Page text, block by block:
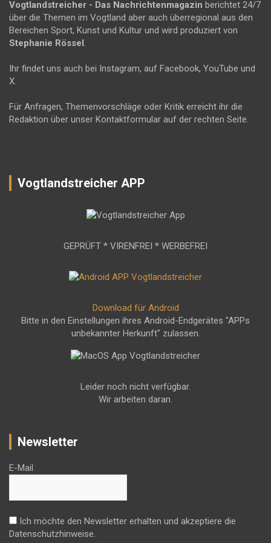
Vogtlandstreicher - Das Nachrichtenmagazin berichtet 24/7
über die Themen im Vogtland aber auch überregional aus den
Bereichen Sport, Kunst und Kultur und wird produziert von
Stephanie Rössel .
Ihr findet uns auch bei Instagram, auf Facebook, YouTube und
X.
Für Anfragen, Themenvorschläge oder Kritik erreicht ihr die
Redaktion über unser Kontaktformular auf der rechten Seite.
Vogtlandstreicher APP
GEPRÜFT * VIRENFREI * WERBEFREI
Download für Android
Bitte in den Einstellungen ihres Android-Endgerätes "APPs
unbekannter Herkunft" zulassen.
Leider noch nicht verfügbar.
Wir arbeiten daran.
Newsletter
E-Mail
Ich möchte den Newsletter erhalten und akzeptiere die
Datenschutzhinweise.